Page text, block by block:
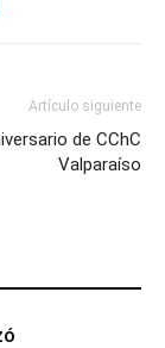
Artículo siguiente
de CChC
Valparaíso